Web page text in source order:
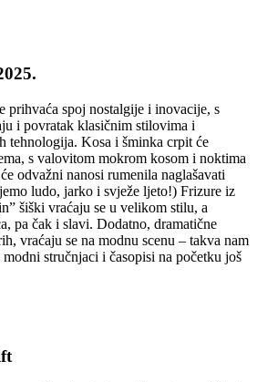
prihvaća spoj nostalgije i inovacije, s
i povratak klasičnim stilovima i
tehnologija. Kosa i šminka crpit će
s valovitom mokrom kosom i noktima
odvažni nanosi rumenila naglašavati
ludo, jarko i svježe ljeto!) Frizure iz
šiški vraćaju se u velikom stilu, a
pa čak i slavi. Dodatno, dramatične
vraćaju se na modnu scenu – takva nam
stručnjaci i časopisi na početku još